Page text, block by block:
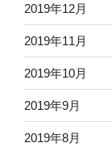
2019年12月
2019年11月
2019年10月
2019年9月
2019年8月